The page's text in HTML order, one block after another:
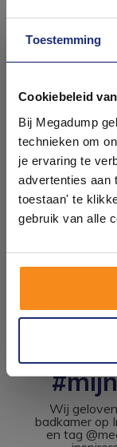
Toestemming
Cookiebeleid
Bij Megadump
technieken om
je ervaring te
advertenties aan
toestaan' te
gebruik van alle
Verstelbaar
volgende (werk)dag
Wij
badkamer op
en tag
Laat je
ervaren
tegels &
Kom